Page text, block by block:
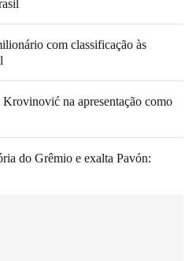
com classificação às
na apresentação como
do Grêmio e exalta Pavón: